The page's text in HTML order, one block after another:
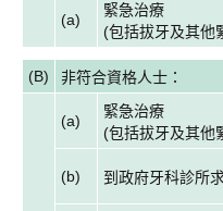
(a)
緊急治療
(包括拔牙及其他
(B) 非符合資格人士：
(a)
緊急治療
(包括拔牙及其他
(b) 到政府牙科診所